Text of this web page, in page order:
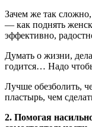
Зачем же так
— как поднять
эффективно,
Думать о жизни,
годится… Надо
Лучше обезболить,
пластырь, чем
2. Помогая